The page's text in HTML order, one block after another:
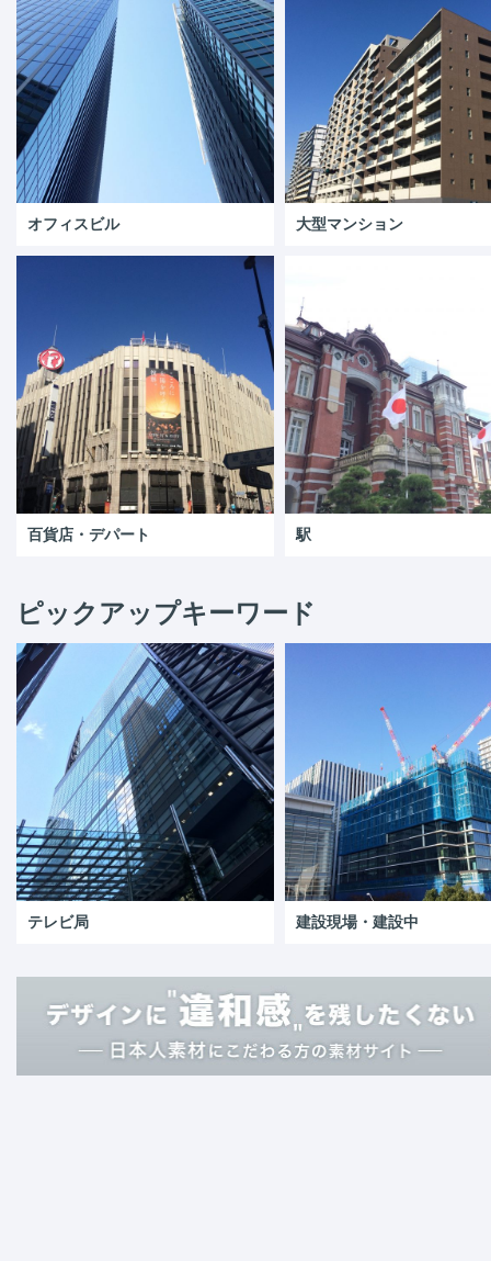
オフィスビル 大型マンション
百貨店・デパート 駅
ピックアップキーワード
テレビ局 建設現場・建設中